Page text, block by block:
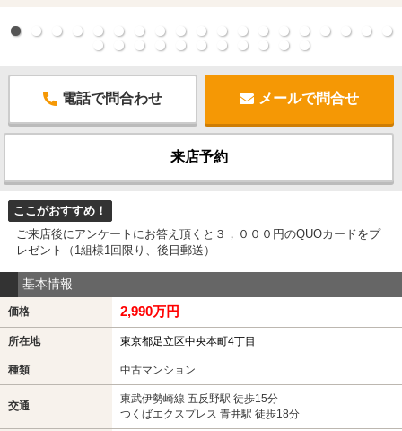
電話で問合わせ メールで問合せ
来店予約
ここがおすすめ！
ご来店後にアンケートにお答え頂くと３，０００円のQUOカードをプ
レゼント（1組様1回限り、後日郵送）
基本情報
価格 2,990万円
所在地 東京都足立区中央本町4丁目
種類 中古マンション
交通
東武伊勢崎線 五反野駅 徒歩15分
つくばエクスプレス 青井駅 徒歩18分